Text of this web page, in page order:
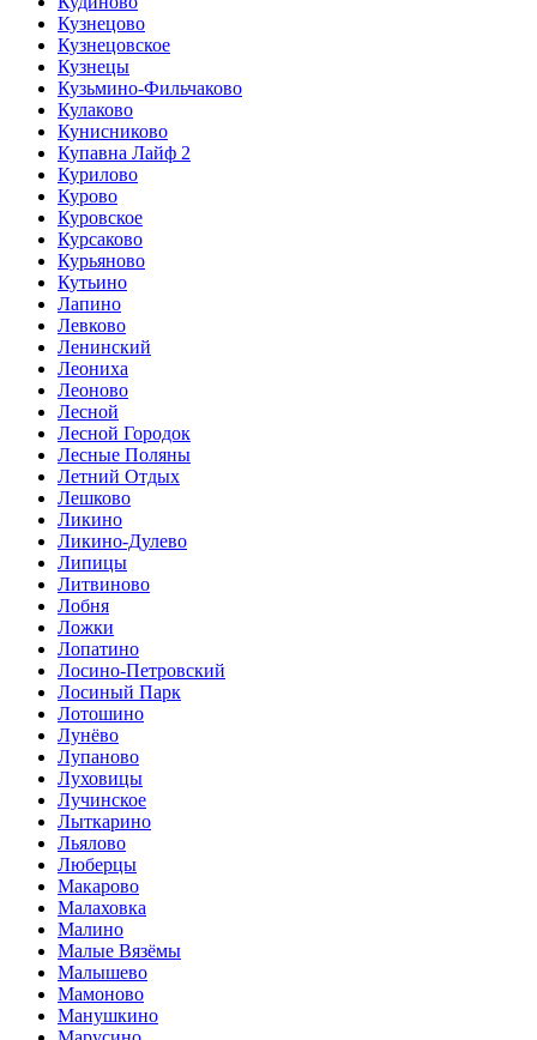
Кузнецово
Кузнецовское
Кузнецы
Кузьмино-Фильчаково
Кулаково
Кунисниково
Купавна Лайф 2
Курилово
Курово
Куровское
Курсаково
Курьяново
Кутьино
Лапино
Левково
Ленинский
Леониха
Леоново
Лесной
Лесной Городок
Лесные Поляны
Летний Отдых
Лешково
Ликино
Ликино-Дулево
Липицы
Литвиново
Лобня
Ложки
Лопатино
Лосино-Петровский
Лосиный Парк
Лотошино
Лунёво
Лупаново
Луховицы
Лучинское
Лыткарино
Льялово
Люберцы
Макарово
Малаховка
Малино
Малые Вязёмы
Малышево
Мамоново
Манушкино